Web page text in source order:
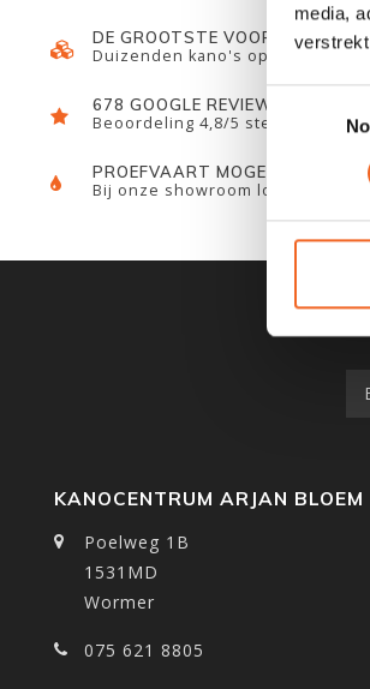
media,
DE GROOTSTE VOORRAAD
Duizenden kano's op voorraad
678 GOOGLE REVIEWS
Beoordeling 4,8/5 sterren
PROEFVAART MOGELIJKHEID
Bij onze showroom locatie
KANOCENTRUM ARJAN BLOEM
Poelweg 1B
1531MD
Wormer
075 621 8805